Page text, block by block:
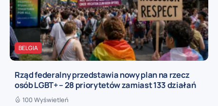
BELGIA
Rząd federalny przedstawia nowy plan na rzecz
osób LGBT+ – 28 priorytetów zamiast 133 działań
100 Wyświetleń